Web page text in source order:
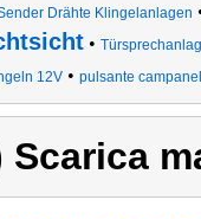
Drähte Klingelanlagen
•
12V• pulsante
Scarica